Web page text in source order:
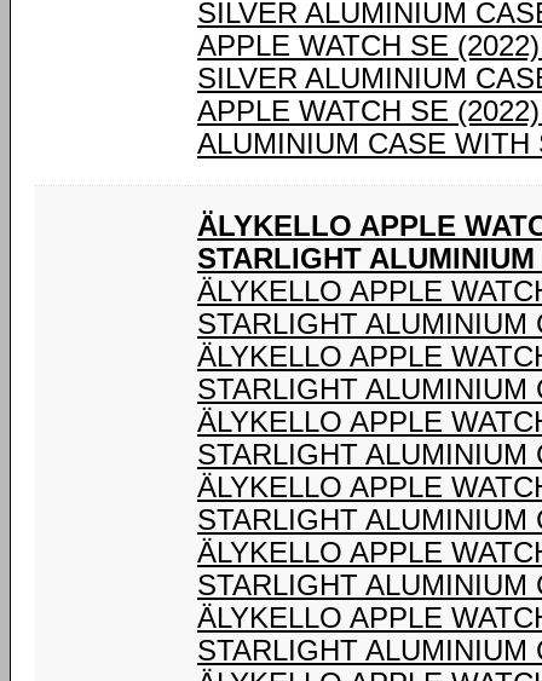
SILVER ALUMINIUM
APPLE WATCH SE
SILVER ALUMINIUM
APPLE WATCH SE
ALUMINIUM CASE WITH
ÄLYKELLO APPLE
STARLIGHT
ÄLYKELLO APPLE
STARLIGHT ALUMINIUM
ÄLYKELLO APPLE
STARLIGHT ALUMINIUM
ÄLYKELLO APPLE
STARLIGHT ALUMINIUM
ÄLYKELLO APPLE
STARLIGHT ALUMINIUM
ÄLYKELLO APPLE
STARLIGHT ALUMINIUM
ÄLYKELLO APPLE
STARLIGHT ALUMINIUM